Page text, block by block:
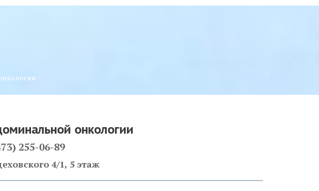
онкологии
255-06-89
4/1, 5этаж